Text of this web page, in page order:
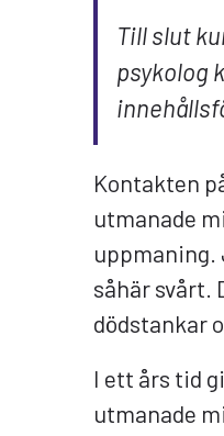
Till slut
psykolog
Kontakten
utmanade
uppmaning.
såhär svårt.
dödstankar
I ett års tid
utmanade